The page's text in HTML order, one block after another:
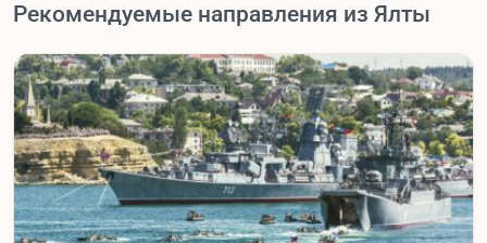
Рекомендуемые направления из Ялты